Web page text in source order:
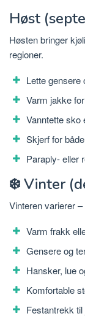
Høst
Høsten bringer
regioner.
Lette gensere
Varm jakke
Vanntette sko
Skjerf for
Paraply- eller
❄️ Vinter
Vinteren varierer
Varm frakk
Gensere og
Hansker, lue
Komfortable
Festantrekk